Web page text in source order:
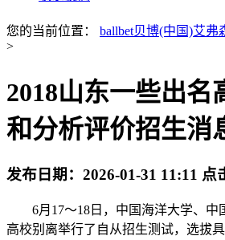
您的当前位置： ballbet贝博(中国)艾弗
>
2018山东一些出名
和分析评价招生消
发布日期： 2026-01-31 11:11 点
6月17～18日，中国海洋大学、中
高校别离举行了自从招生测试，选拔